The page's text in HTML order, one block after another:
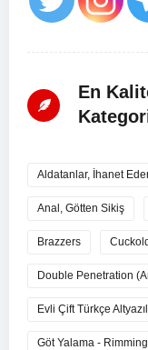
En
Aldatanlar, İhanet
Anal, Götten Sikiş
Brazzers
Double Penetration
Evli Çift Türkçe
Göt Yalama - Rimming